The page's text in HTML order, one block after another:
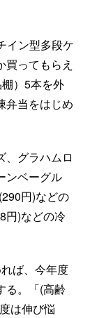
イン型多段ケ
ってもらえ
）5本を外
弁当をはじめ
、グラハムロ
ンベーグル
円)などの
円)などの冷
ば、今年度
る。「(高齢
は伸び悩